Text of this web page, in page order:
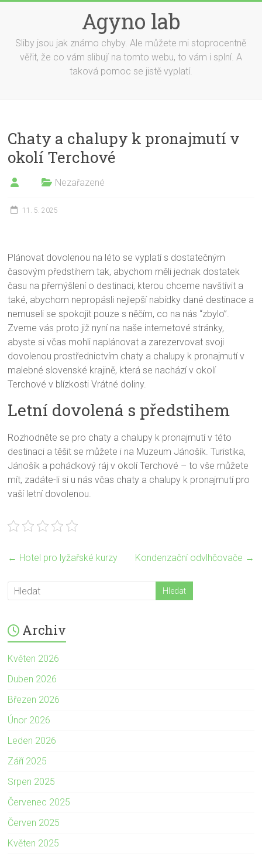
Agyno lab
Sliby jsou jak známo chyby. Ale můžete mi stoprocentně
věřit, že co vám slibují na tomto webu, to vám i splní. A
taková pomoc se jistě vyplatí.
Chaty a chalupy k pronajmutí v
okolí Terchové
Nezařazené
11. 5. 2025
Plánovat dovolenou na léto se vyplatí s dostatečným
časovým předstihem tak, abychom měli jednak dostatek
času na přemýšlení o destinaci, kterou chceme navštívit a
také, abychom nepropásli nejlepší nabídky dané destinace a
nemuseli se spokojit pouze s něčím, co na nás “zbylo”.
Zveme vás proto již nyní na naše internetové stránky,
abyste si včas mohli naplánovat a zarezervovat svoji
dovolenou prostřednictvím chaty a chalupy k pronajmutí v
malebné slovenské krajině, která se nachází v okolí
Terchové v blízkosti Vrátné doliny.
Letní dovolená s předstihem
Rozhodněte se pro chaty a chalupy k pronajmutív této
destinaci a těšit se můžete i na Muzeum Jánošík. Turistika,
Jánošík a pohádkový ráj v okolí Terchové – to vše můžete
mít, zadáte-li si u nás včas chaty a chalupy k pronajmutí pro
vaší letní dovolenou.
← Hotel pro lyžařské kurzy Kondenzační odvlhčovače →
Archiv
Květen 2026
Duben 2026
Březen 2026
Únor 2026
Leden 2026
Září 2025
Srpen 2025
Červenec 2025
Červen 2025
Květen 2025